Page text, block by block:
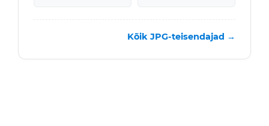
Kõik JPG-teisendajad →